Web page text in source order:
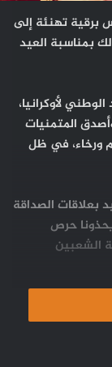
برقية تهنئة إلى
بمناسبة العيد
لأوكرانيا،
المتمنيات
ورخاء، في ظل
بعلاقات الصداقة
يحذونا حرص
الشعبين